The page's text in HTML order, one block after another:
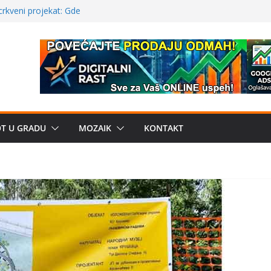
može li
projekat: Gde
i sekularne
traženije Španija,
mira dočekao
U GRADU MOZAIK KONTAKT